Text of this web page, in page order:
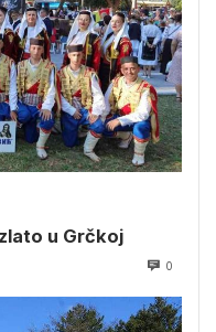
u Grčkoj
0